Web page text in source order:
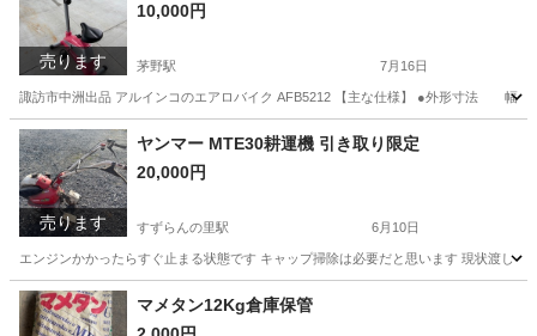
売ります
10,000円
茅野駅 7月16日
諏訪市中洲出品 アルインコのエアロバイク AFB5212 【主な仕様】 ●外形寸法
長野 諏訪市 フィットネス、トレーニング
売ります
ヤンマー MTE30耕運機 引き取り限定
20,000円
すずらんの里駅 6月10日
エンジンかかったらすぐ止まる状態です キャップ掃除は必要だと思います 現状渡し
長野 諏訪郡 すずらんの里駅 その他
マメタン12Kg倉庫保管